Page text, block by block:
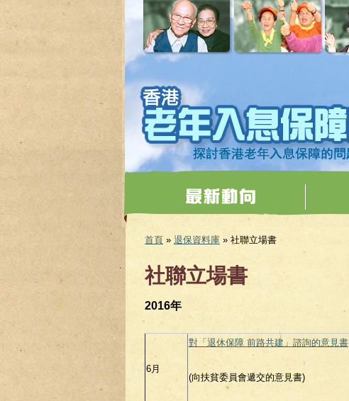
您在這裡
首頁 » 退保資料庫 » 社聯立場書
社聯立場書
2016年
6月
對「退休保障 前路共建」諮詢的意見書
(向扶貧委員會遞交的意見書)